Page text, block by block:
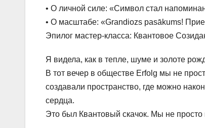
• О личной силе: «Символ стал
• О масштабе: «Grandiozs pasākums!
Эпилог мастер-класса: Квантовое
Я видела, как в тепле, шуме и золоте
В тот вечер в обществе Erfolg мы не
создавали пространство, где можно
сердца.
Это был Квантовый скачок. Мы не